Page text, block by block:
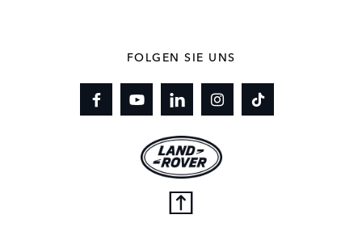
FOLGEN SIE UNS